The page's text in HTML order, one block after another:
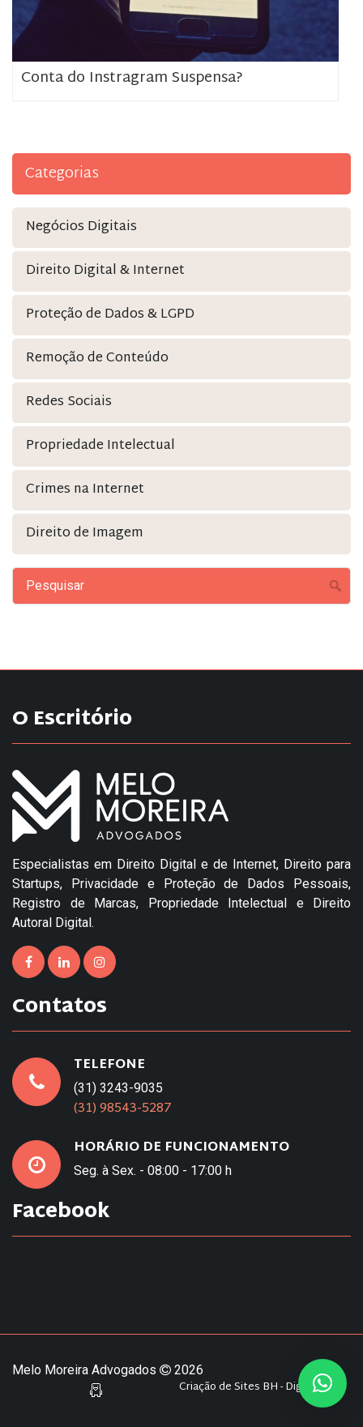
Conta do Instragram Suspensa?
Categorias
Negócios Digitais
Direito Digital & Internet
Proteção de Dados & LGPD
Remoção de Conteúdo
Redes Sociais
Propriedade Intelectual
Crimes na Internet
Direito de Imagem
O Escritório
Especialistas em Direito Digital e de Internet, Direito para
Startups, Privacidade e Proteção de Dados Pessoais,
Registro de Marcas, Propriedade Intelectual e Direito
Autoral Digital.
Contatos
TELEFONE
(31) 3243-9035
(31) 98543-5287
HORÁRIO DE FUNCIONAMENTO
Seg. à Sex. - 08:00 - 17:00 h
Facebook
Melo Moreira Advogados 2026
Criação de Sites BH - Digital Pixel